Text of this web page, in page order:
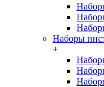
Наборы
+